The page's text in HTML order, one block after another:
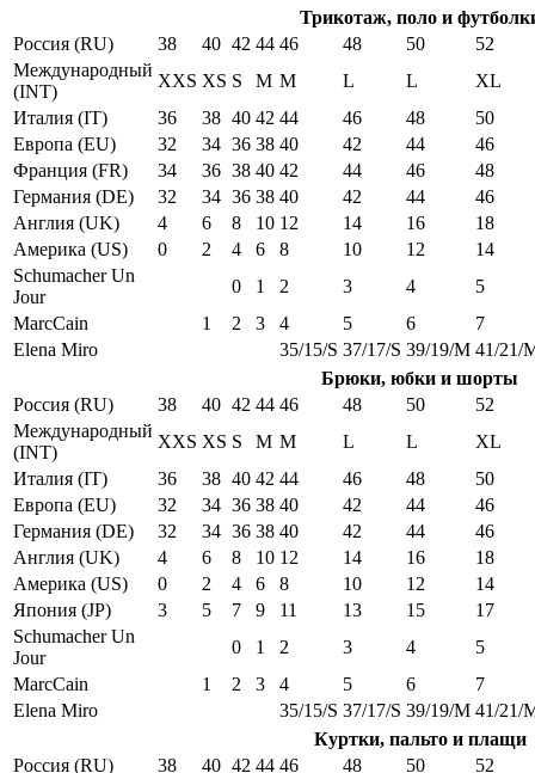
Трикотаж, поло и
Россия (RU)
38 40 42 44 46 48 50
52
Международный
(INT)
XXS XS S M M L L
XL
Италия (IT)
36 38 40 42 44 46 48
50
Европа (EU)
32 34 36 38 40 42 44
46
Франция (FR)
34 36 38 40 42 44 46
48
Германия (DE)
32 34 36 38 40 42 44
46
Англия (UK)
4 6 8 10 12 14 16
18
Америка (US)
0 2 4 6 8 10 12
14
Schumacher Un
Jour
0 1 2 3 4
5
MarcCain
1 2 3 4 5 6
7
Elena Miro
35/15/S 37/17/S 39/19/M 41/21/
Брюки, юбки и шорты
Россия (RU)
38 40 42 44 46 48 50
52
Международный
(INT)
XXS XS S M M L L
XL
Италия (IT)
36 38 40 42 44 46 48
50
Европа (EU)
32 34 36 38 40 42 44
46
Германия (DE)
32 34 36 38 40 42 44
46
Англия (UK)
4 6 8 10 12 14 16
18
Америка (US)
0 2 4 6 8 10 12
14
Япония (JP)
3 5 7 9 11 13 15
17
Schumacher Un
Jour
0 1 2 3 4
5
MarcCain
1 2 3 4 5 6
7
Elena Miro
35/15/S 37/17/S 39/19/M 41/21/
Куртки, пальто и плащи
Россия (RU)
38 40 42 44 46 48 50 52